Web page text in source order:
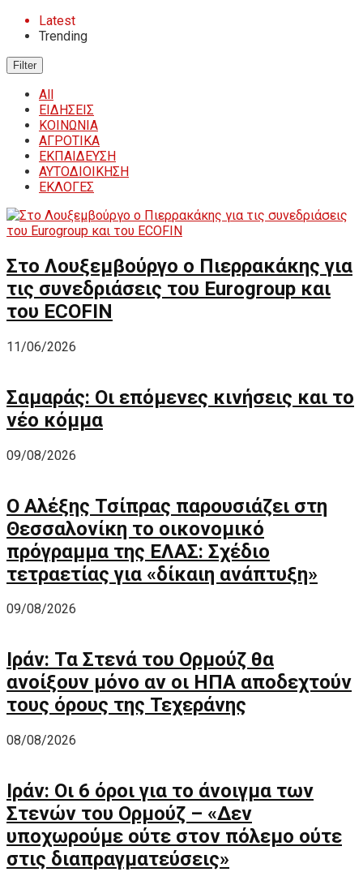
Latest
Trending
Filter
All
ΕΙΔΗΣΕΙΣ
ΚΟΙΝΩΝΙΑ
ΑΓΡΟΤΙΚΑ
ΕΚΠΑΙΔΕΥΣΗ
ΑΥΤΟΔΙΟΙΚΗΣΗ
ΕΚΛΟΓΕΣ
Στο Λουξεμβούργο ο Πιερρακάκης για
τις συνεδριάσεις του Eurogroup και
του ECOFIN
11/06/2026
Σαμαράς: Οι επόμενες κινήσεις και το
νέο κόμμα
09/08/2026
Ο Αλέξης Τσίπρας παρουσιάζει στη
Θεσσαλονίκη το οικονομικό
πρόγραμμα της ΕΛΑΣ: Σχέδιο
τετραετίας για «δίκαιη ανάπτυξη»
09/08/2026
Ιράν: Τα Στενά του Ορμούζ θα
ανοίξουν μόνο αν οι ΗΠΑ αποδεχτούν
τους όρους της Τεχεράνης
08/08/2026
Ιράν: Οι 6 όροι για το άνοιγμα των
Στενών του Ορμούζ – «Δεν
υποχωρούμε ούτε στον πόλεμο ούτε
στις διαπραγματεύσεις»